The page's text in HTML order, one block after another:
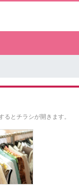
るとチラシが開きます。